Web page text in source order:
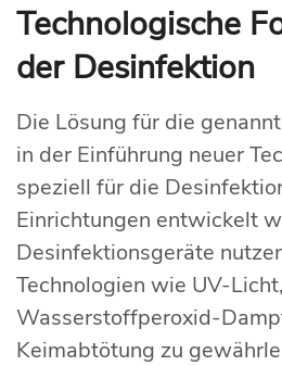
Technologische
der Desinfektion
Die Lösung für die
in der Einführung neuer
speziell für die
Einrichtungen entwickelt
Desinfektionsgeräte
Technologien wie UV-
Wasserstoffperoxid-
Keimabtötung zu